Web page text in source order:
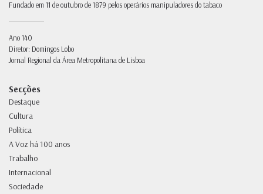
Fundado em 11 de outubro de 1879 pelos operários manipuladores do tabaco
Ano 140
Diretor: Domingos Lobo
Jornal Regional da Área Metropolitana de Lisboa
Secções
Destaque
Cultura
Política
A Voz há 100 anos
Trabalho
Internacional
Sociedade